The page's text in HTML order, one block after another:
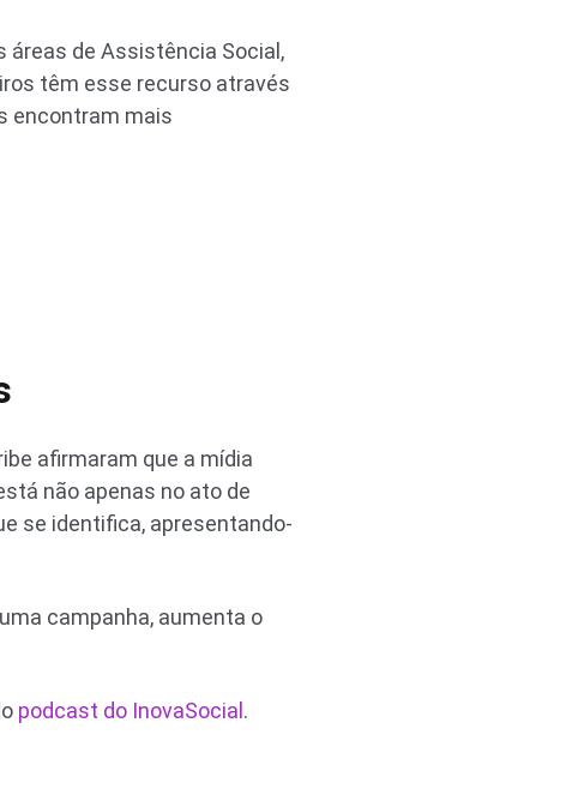
áreas de Assistência Social,
têm esse recurso através
encontram mais
afirmaram que a mídia
não apenas no ato de
se identifica, apresentando-
campanha, aumenta o
podcast do InovaSocial .